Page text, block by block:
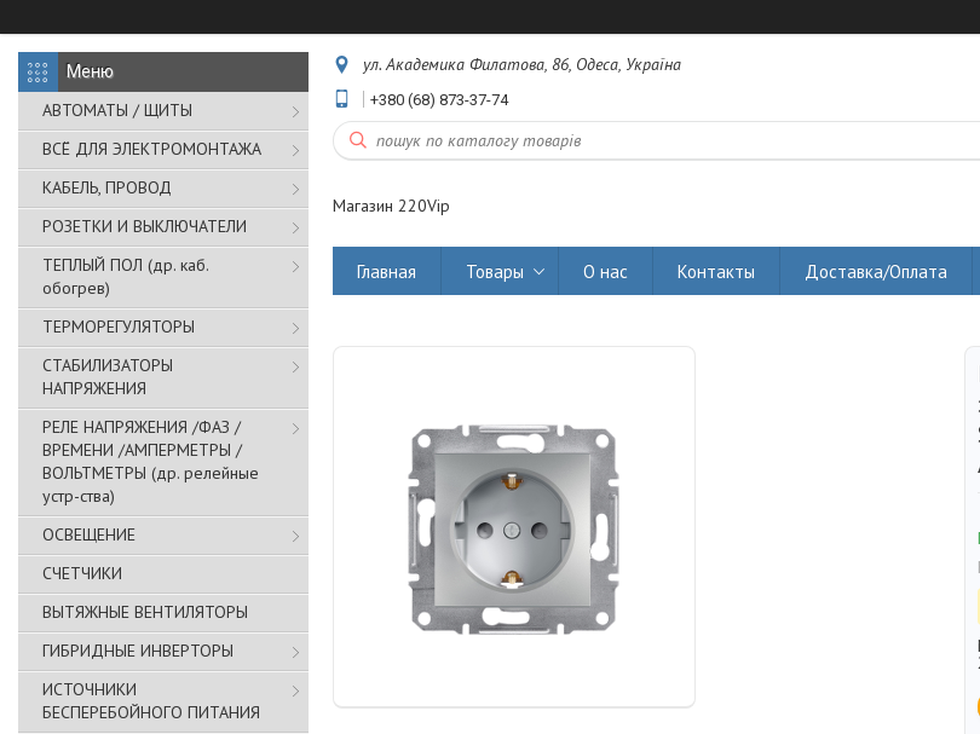
АВТОМАТЫ / ЩИТЫ
ВСЁ ДЛЯ ЭЛЕКТРОМОНТАЖА
КАБЕЛЬ, ПРОВОД
РОЗЕТКИ И ВЫКЛЮЧАТЕЛИ
ТЕПЛЫЙ ПОЛ (др. каб.
обогрев)
ТЕРМОРЕГУЛЯТОРЫ
СТАБИЛИЗАТОРЫ
НАПРЯЖЕНИЯ
РЕЛЕ НАПРЯЖЕНИЯ /ФАЗ /
ВРЕМЕНИ /АМПЕРМЕТРЫ /
ВОЛЬТМЕТРЫ (др. релейные
устр-ства)
ОСВЕЩЕНИЕ
СЧЕТЧИКИ
ВЫТЯЖНЫЕ ВЕНТИЛЯТОРЫ
ГИБРИДНЫЕ ИНВЕРТОРЫ
ИСТОЧНИКИ
БЕСПЕРЕБОЙНОГО ПИТАНИЯ
ул. Академика Филатова, 86, Одеса, Україна
+380 (68) 873-37-74
Магазин 220Vip
Главная Товары О нас Контакты Доставка/Оплата